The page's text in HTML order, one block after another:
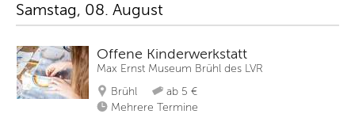
Samstag, 08. August
Offene Kinderwerkstatt
Max Ernst Museum Brühl des LVR
Brühl
ab 5 €
Mehrere Termine